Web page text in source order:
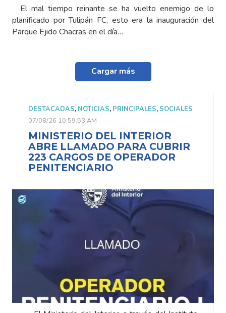
El mal tiempo reinante se ha vuelto enemigo de lo
planificado por Tulipán FC, esto era la inauguración del
Parque Ejido Chacras en el día…
Cargar más
SOCIALES DESTACADAS,NOTICIAS, PRINCIPALES
07/08/26 10:59:53 AM
MINISTERIO DEL INTERIOR
ABRE LLAMADO PARA
223 CARGOS DE OPERADOR
PENITENCIARIO